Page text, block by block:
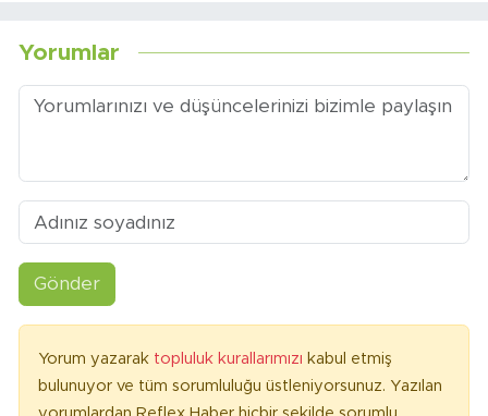
Yorumlar
Gönder
Yorum yazarak topluluk kurallarımızı kabul etmiş
bulunuyor ve tüm sorumluluğu üstleniyorsunuz. Yazılan